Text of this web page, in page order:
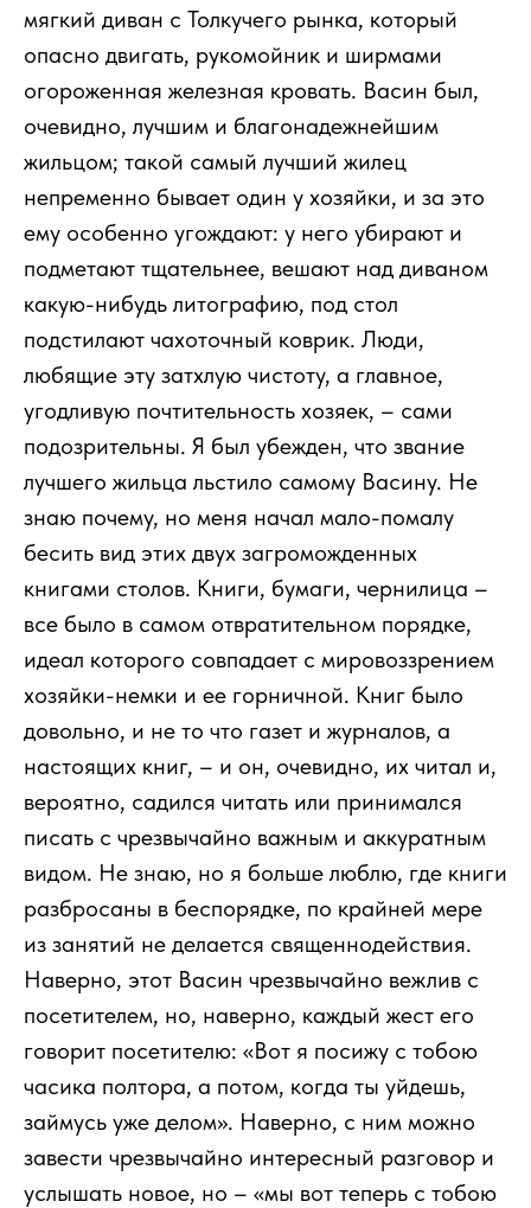
мягкий диван с Толкучего рынка, который
опасно двигать, рукомойник и ширмами
огороженная железная кровать. Васин был,
очевидно, лучшим и благонадежнейшим
жильцом; такой самый лучший жилец
непременно бывает один у хозяйки, и за это
ему особенно угождают: у него убирают и
подметают тщательнее, вешают над диваном
какую-нибудь литографию, под стол
подстилают чахоточный коврик. Люди,
любящие эту затхлую чистоту, а главное,
угодливую почтительность хозяек, – сами
подозрительны. Я был убежден, что звание
лучшего жильца льстило самому Васину. Не
знаю почему, но меня начал мало-помалу
бесить вид этих двух загроможденных
книгами столов. Книги, бумаги, чернилица –
все было в самом отвратительном порядке,
идеал которого совпадает с мировоззрением
хозяйки-немки и ее горничной. Книг было
довольно, и не то что газет и журналов, а
настоящих книг, – и он, очевидно, их читал и,
вероятно, садился читать или принимался
писать с чрезвычайно важным и аккуратным
видом. Не знаю, но я больше люблю, где книги
разбросаны в беспорядке, по крайней мере
из занятий не делается священнодействия.
Наверно, этот Васин чрезвычайно вежлив с
посетителем, но, наверно, каждый жест его
говорит посетителю: «Вот я посижу с тобою
часика полтора, а потом, когда ты уйдешь,
займусь уже делом». Наверно, с ним можно
завести чрезвычайно интересный разговор и
услышать новое, но – «мы вот теперь с тобою